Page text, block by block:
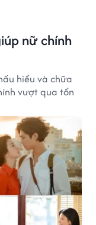
nữ chính
hiểu và chữa
vượt qua tổn